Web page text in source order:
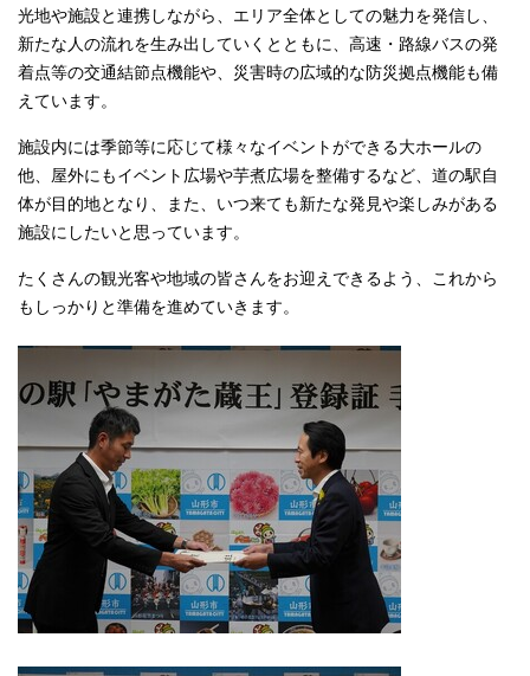
光地や施設と連携しながら、エリア全体としての魅力を発信し、
新たな人の流れを生み出していくとともに、高速・路線バスの発
着点等の交通結節点機能や、災害時の広域的な防災拠点機能も備
えています。
施設内には季節等に応じて様々なイベントができる大ホールの
他、屋外にもイベント広場や芋煮広場を整備するなど、道の駅自
体が目的地となり、また、いつ来ても新たな発見や楽しみがある
施設にしたいと思っています。
たくさんの観光客や地域の皆さんをお迎えできるよう、これから
もしっかりと準備を進めていきます。